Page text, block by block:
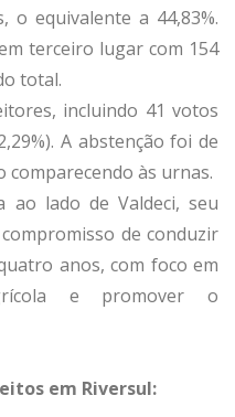
o equivalente a 44,83%.
terceiro lugar com 154
total.
incluindo 41 votos
A abstenção foi de
comparecendo às urnas.
ao lado de Valdeci, seu
de conduzir
anos, com foco em
e promover o
em Riversul: